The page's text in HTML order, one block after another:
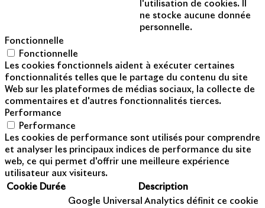
l'utilisation de cookies. Il
ne stocke aucune donnée
personnelle.
Fonctionnelle
Fonctionnelle
Les cookies fonctionnels aident à exécuter certaines
fonctionnalités telles que le partage du contenu du site
Web sur les plateformes de médias sociaux, la collecte de
commentaires et d'autres fonctionnalités tierces.
Performance
Performance
Les cookies de performance sont utilisés pour comprendre
et analyser les principaux indices de performance du site
web, ce qui permet d'offrir une meilleure expérience
utilisateur aux visiteurs.
Cookie Durée Description
Google Universal Analytics définit ce cookie